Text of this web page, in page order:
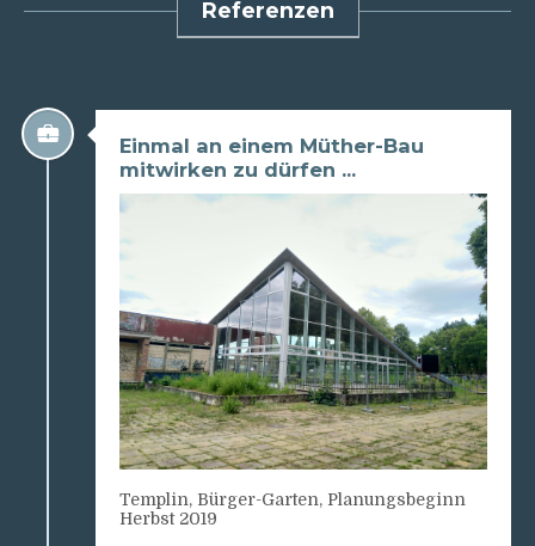
Referenzen
Einmal an einem Müther-Bau
mitwirken zu dürfen ...
Templin, Bürger-Garten, Planungsbeginn
Herbst 2019